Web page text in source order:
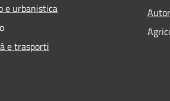
e urbanistica
e trasporti